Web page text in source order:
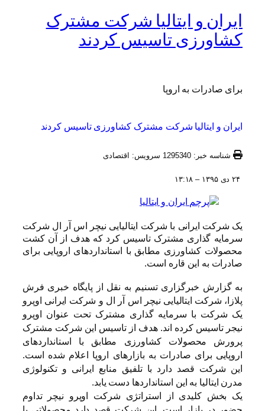
ایران و ایتالیا شرکت مشترک
کشاورزی تاسیس کردند
برای صادرات به اروپا
ایران و ایتالیا شرکت مشترک کشاورزی تاسیس کردند
شناسه خبر: 1295340 سرویس: اقتصادی
یک شرکت ایرانی با شرکت ایتالیایی نیچر اس آر ال شرکت
سرمایه گذاری مشترک تاسیس کرد که هدف از آن کشت
محصولات کشاورزی مطابق با استانداردهای اروپایی برای
صادرات به این قاره است.
به گزارش خبرگزاری تسنیم به نقل از پایگاه خبری فرش
پلازا، شرکت ایتالیایی نیچر اس آر ال و شرکت ایرانی اوپرو
یک شرکت با سرمایه گذاری مشترک تحت عنوان اوپرو
نیجر تاسیس کرده اند. هدف از تاسیس این شرکت مشترک
پرورش محصولات کشاورزی مطابق با استانداردهای
اروپایی برای صادرات به بازارهای اروپا اعلام شده است.
این شرکت قصد دارد با تلفیق منابع ایرانی و تکنولوژی
مدرن ایتالیا به این استانداردها دست یابد.
یک بخش کلیدی از استراتژی شرکت اوپرو نیچر تداوم